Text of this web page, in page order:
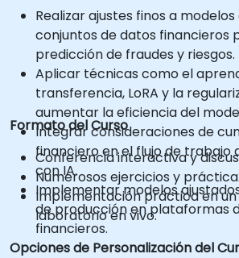
Realizar ajustes finos a modelos
conjuntos de datos financieros
predicción de fraudes y riesgos.
Aplicar técnicas como el
transferencia, LoRA y la
aumentar la eficiencia del
Integrar consideraciones de
financiero en el flujo de trabajo
con IA.
Implementar modelos
de producción en plataformas
financieros.
Formato del Curso
Conferencia interactiva y
Numerosos ejercicios y práctica.
Implementación práctica en
laboratorio en vivo.
Opciones de Personalización del